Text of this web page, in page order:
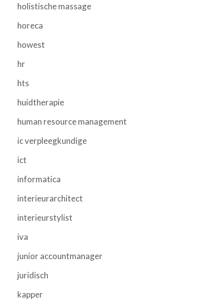
holistische massage
horeca
howest
hr
hts
huidtherapie
human resource management
ic verpleegkundige
ict
informatica
interieurarchitect
interieurstylist
iva
junior accountmanager
juridisch
kapper